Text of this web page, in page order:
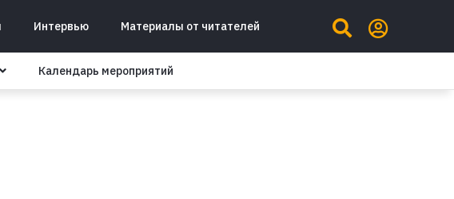
Интервью Материалы от читателей
Календарь мероприятий